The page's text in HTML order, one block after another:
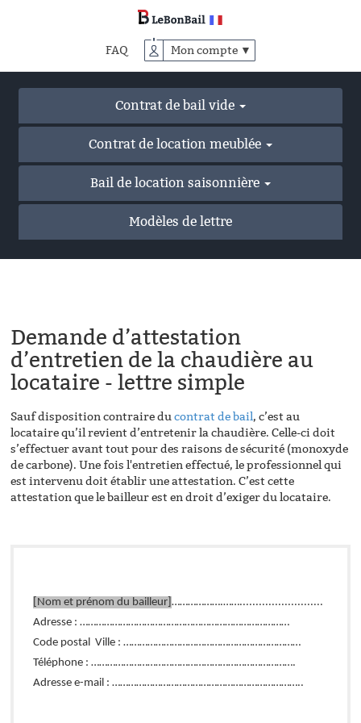
FAQ Mon compte ▼
Contrat de bail vide
Contrat de location meublée
Bail de location saisonnière
Modèles de lettre
Demande d’attestation
d’entretien de la chaudière au
locataire - lettre simple
Sauf disposition contraire ducontrat de bail, c’est au
locataire qu’il revient d’entretenir la chaudière. Celle-ci doit
s’effectuer avant tout pour des raisons de sécurité (monoxyde
de carbone). Une fois l'entretien effectué, le professionnel qui
est intervenu doit établir une attestation. C’est cette
attestation que le bailleur est en droit d’exiger du locataire.
[Nom et prénom du bailleur]……………….……..........................
Adresse : ……………………………………………………………………
Code postal Ville : …………………………………………………………
Téléphone : ………………………………………………………………….
Adresse e-mail : ……………………………………………………………..